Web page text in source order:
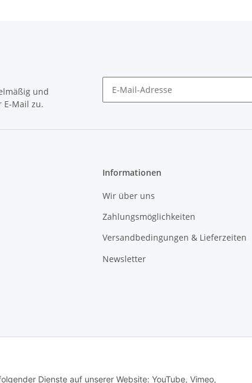
Dienste auf unserer Website: YouTube, Vimeo,
und
Mail zu.
Informationen
Wir über uns
Zahlungsmöglichkeiten
Versandbedingungen & Lieferzeiten
Newsletter